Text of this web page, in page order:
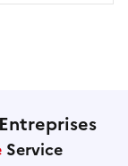
Service